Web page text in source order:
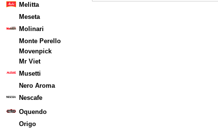
Melitta
Meseta
Molinari
Monte Perello
Movenpick
Mr Viet
Musetti
Nero Aroma
Nescafe
Oquendo
Origo